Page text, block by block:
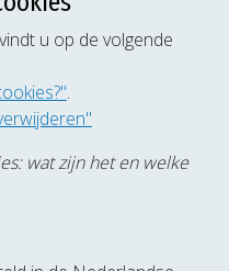
u op de volgende
.
wat zijn het en welke